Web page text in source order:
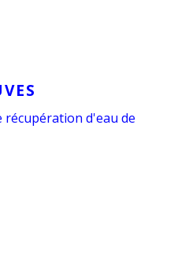
récupération d'eau de